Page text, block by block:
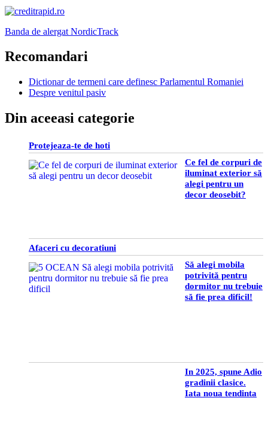
Banda de alergat NordicTrack
Recomandari
Dictionar de termeni care definesc Parlamentul Romaniei
Despre venitul pasiv
Din aceeasi categorie
Protejeaza-te de hoti
Ce fel de corpuri de
iluminat exterior să
alegi pentru un
decor deosebit?
Afaceri cu decoratiuni
Să alegi mobila
potrivită pentru
dormitor nu trebuie
să fie prea dificil!
In 2025, spune Adio
gradinii clasice.
Iata noua tendinta